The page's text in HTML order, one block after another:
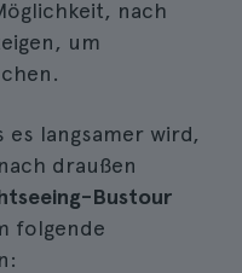
nach
um
es langsamer wird,
draußen
Bustour
folgende